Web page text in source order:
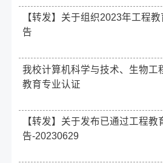
【转发】关于组织2023年工程
告
我校计算机科学与技术、生物工
教育专业认证
【转发】关于发布已通过工程
告-20230629